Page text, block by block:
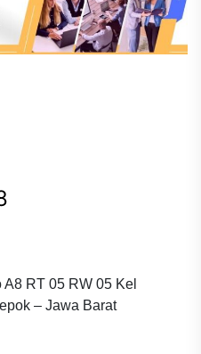
RT 05 RW 05 Kel
– Jawa Barat